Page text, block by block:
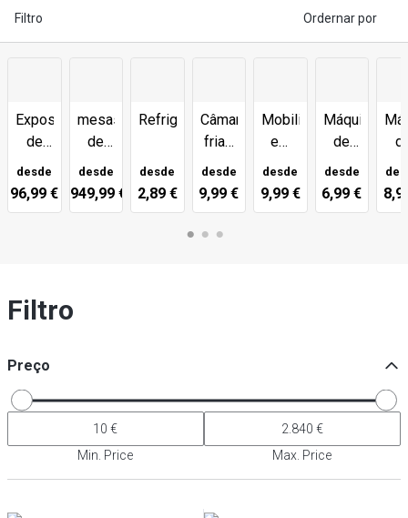
Filtro Ordernar por
Expositor
de
bolo
e
sobremesas
desde
96,99 €
mesas
de
resfriamento
de
bar
desde
949,99 €
Refrigeração
desde
2,89 €
Câmaras
frias
agregados
desde
9,99 €
Mobiliário
em
aço
inoxidável
desde
9,99 €
Máquinas
de
fazer
cubos
desde
6,99 €
Filtro
Preço
Min. Price Max. Price